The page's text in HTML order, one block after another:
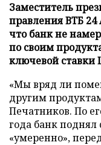
Заместитель
правления ВТБ
что банк не
по своим
ключевой ставки
«Мы вряд ли
другим
Печатников. По
года банк
«умеренно»,